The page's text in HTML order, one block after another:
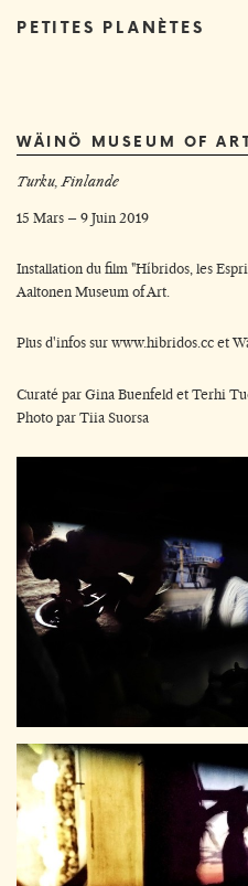
PETITES PLANÈTES
WÄINÖ MUSEUM OF
Turku, Finlande
15 Mars – 9 Juin 2019
Installation du film "Híbridos, les
Aaltonen Museum of Art.
Plus d'infos sur www.hibridos.cc et
Curaté par Gina Buenfeld et Terhi
Photo par Tiia Suorsa